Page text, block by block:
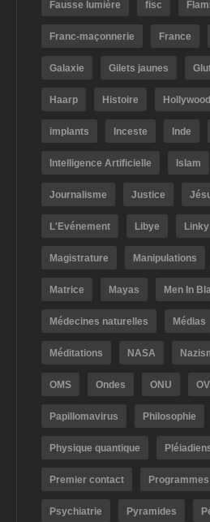
Fausse lumière fisc
Franc-maçonnerie France
Galaxie Gilets jaunes
Haarp Histoire Hollywood
implants Inceste Inde
Intelligence Artificielle Islam
Journalisme Justice
L'Evénement Libye Linky
Magistrature Manipulations
Matrice Mayas Men In
Médecines naturelles Médias
Méditations NASA
OMS Ondes ONU
Papillomavirus Philosophie
Physique quantique
Premier contact
Psychiatrie Pyramides